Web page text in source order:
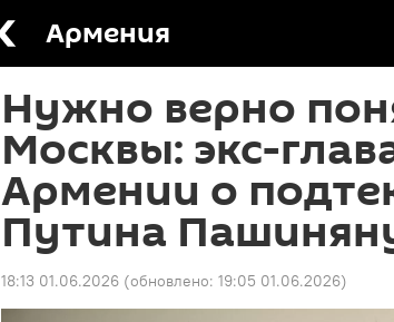
Армения
Нужно верно
Москвы: экс-
Армении о
Путина
18:13 01.06.2026 (обновлено: 19:05 01.06.2026)